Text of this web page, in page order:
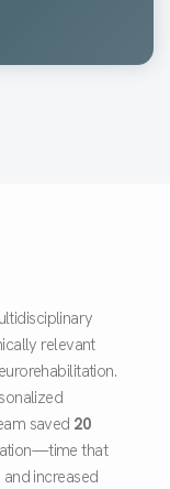
relevant
saved 20
that
increased